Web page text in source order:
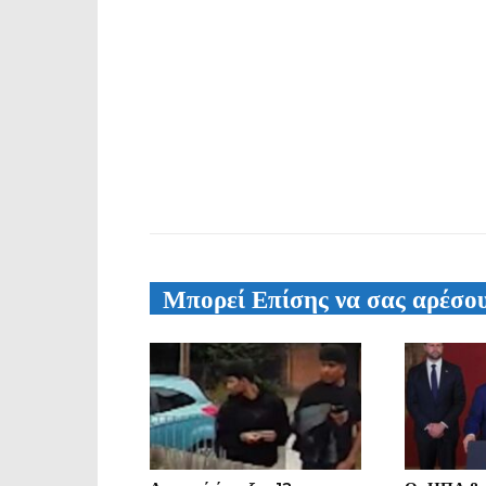
Μπορεί Επίσης να σας